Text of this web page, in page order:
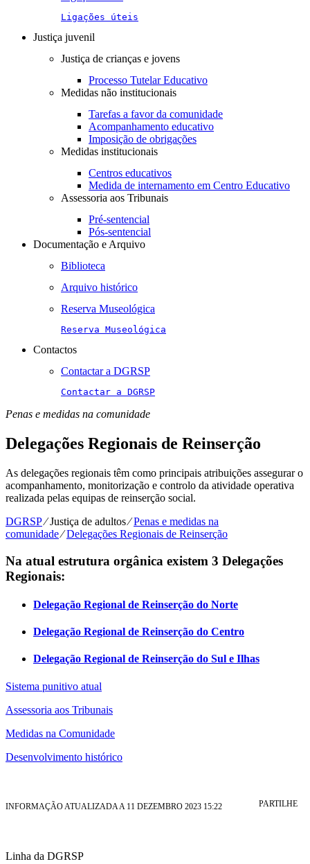
Ligações úteis
Justiça juvenil
Justiça de crianças e jovens
Processo Tutelar Educativo
Medidas não institucionais
Tarefas a favor da comunidade
Acompanhamento educativo
Imposição de obrigações
Medidas institucionais
Centros educativos
Medida de internamento em Centro Educativo
Assessoria aos Tribunais
Pré-sentencial
Pós-sentencial
Documentação e Arquivo
Biblioteca
Arquivo histórico
Reserva Museológica
Reserva Museológica
Contactos
Contactar a DGRSP
Contactar a DGRSP
Penas e medidas na comunidade
Delegações Regionais de Reinserção
As delegações regionais têm como principais atribuições assegurar o
acompanhamento, monitorização e controlo da atividade operativa
realizada pelas equipas de reinserção social.
DGRSP⁄Justiça de adultos⁄Penas e medidas na
comunidade⁄Delegações Regionais de Reinserção
Na atual estrutura orgânica existem 3 Delegações
Regionais:
Delegação Regional de Reinserção do Norte
Delegação Regional de Reinserção do Centro
Delegação Regional de Reinserção do Sul e Ilhas
Sistema punitivo atual
Assessoria aos Tribunais
Medidas na Comunidade
Desenvolvimento histórico
INFORMAÇÃO ATUALIZADA A 11 DEZEMBRO 2023 15:22 PARTILHE
Linha da DGRSP